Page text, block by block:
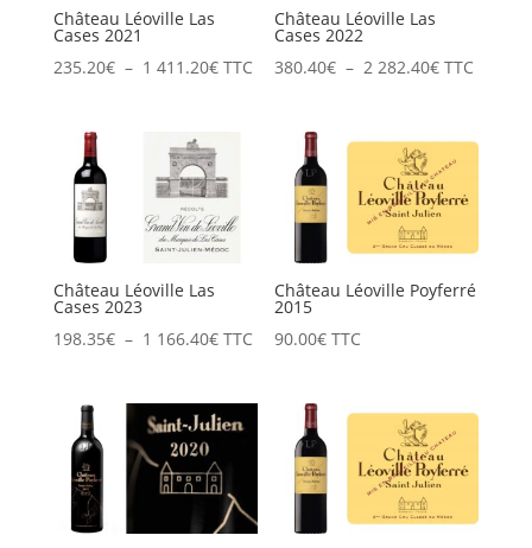
Château Léoville Las
Cases 2021
235.20€ – 1 411.20€Plage
235.20€
à
1
411.20€
TTC
Château Léoville Las
Cases 2022
380.40€ – 2 282.40€Plage
380.40€
à
2
282.40€
TTC
Château Léoville Las
Cases 2023
198.35€ – 1 166.40€Plage
prix :
198.35€
à
1
166.40€
TTC
Château Léoville Poyferré
2015
90.00€ TTC